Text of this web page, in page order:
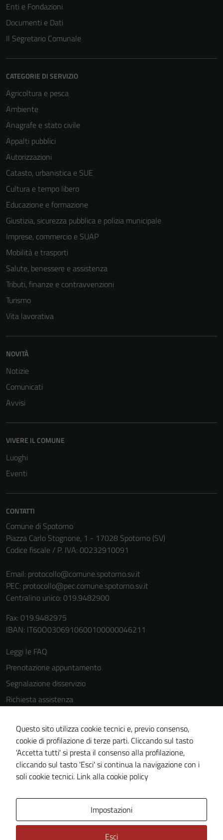
Enti e Fondazioni
Documenti e Dati
Il Segretario Comunale
CATEGORIE DI SERVIZIO
Agricoltura e pesca
Ambiente
Anagrafe e stato civile
Appalti pubblici
Autorizzazioni
Catasto, urbanistica e SUE
Cultura e tempo libero
Educazione e formazione
Giustizia, sicurezza pubblica e polizia municipale
Imprese, commercio e SUAP
Mobilità e trasporti
Salute, benessere e assistenza
Tributi, finanze e contravvenzioni
Turismo
Vita lavorativa
NOVITÀ
Notizie
Comunicati
Avvisi
VIVERE IL COMUNE
Luoghi
Eventi
CONTATTI
Comune di Spotorno
Piazza Carlo Stognone, 1 - 17028 Spotorno (SV)
Codice fiscale / P. IVA: 00232910091
Email: protocollo@comune.spotorno.sv.it
PEC: protocollo@pec.comune.spotorno.sv.it
Centralino unico: 019.9482900
Fax: 019.9482975
IBAN: IT60O0306910600100000046211
Leggi le FAQ
Prenotazione appuntamento
Segnalazione disservizio
Richiesta assistenza
Informativa privacy
Cookie Policy
Note legali
Dichiarazione di accessibilità
Piano di miglioramento del sito
Statistiche sito web
Questo sito utilizza cookie tecnici e, previo consenso,
cookie di profilazione di terze parti. Cliccando sul tasto
'Accetta tutti' si presta il consenso alla profilazione,
cliccando sul tasto 'Esci' si continua la navigazione con i
soli cookie tecnici. Link alla cookie policy
Impostazioni
Esci
possono
essere
disabilitati.
Questi cookie
non raccolgono
informazioni